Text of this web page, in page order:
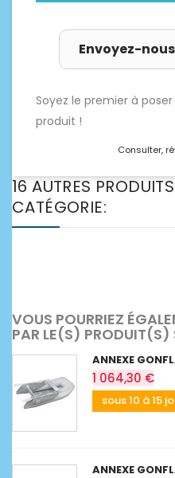
Envoyez-
Soyez le premier à
produit !
Consulter,
16 AUTRES
CATÉGORIE:
VOUS POURRIEZ
PAR LE(S)
ANNEXE
1 064,30 €
sous 10 à 15
ANNEXE